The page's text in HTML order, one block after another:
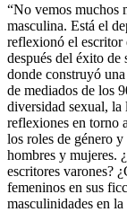
“No vemos muchos
masculina. Está el
reflexionó el escritor
después del éxito
donde construyó
de mediados de los
diversidad sexual, la
reflexiones en torno
los roles de género
hombres y mujeres.
escritores varones?
femeninos en sus
masculinidades en